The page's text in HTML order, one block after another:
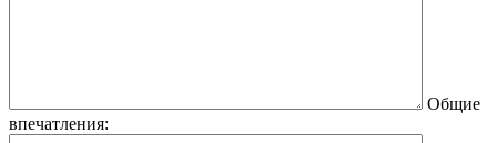
Общие
впечатления: